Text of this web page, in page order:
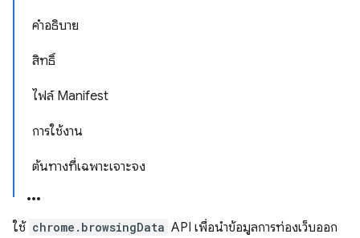
คำอธิบาย
สิทธิ์
ไฟล์ Manifest
การใช้งาน
ต้นทางที่เฉพาะเจาะจง
ใช้ chrome.browsingData API เพื่อนำข้อมูลการท่องเว็บออก